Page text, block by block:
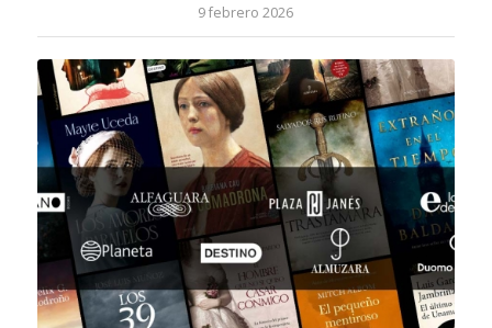
9 febrero 2026